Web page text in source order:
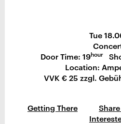
Tue
Door Time: 19hour
Location:
VVK € 25 zzgl.
Getting There